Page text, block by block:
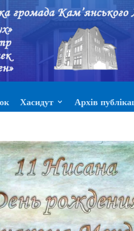
Хасидут Архів